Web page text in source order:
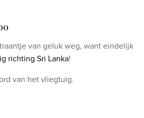
van geluk weg, want eindelijk
richting Sri Lanka!
van het vliegtuig.